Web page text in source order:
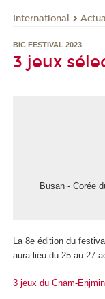
International
BIC FESTIVAL 2023
3 jeux
Busan - Corée
La 8e édition du
aura lieu du 25 au 27
3 jeux du Cnam-